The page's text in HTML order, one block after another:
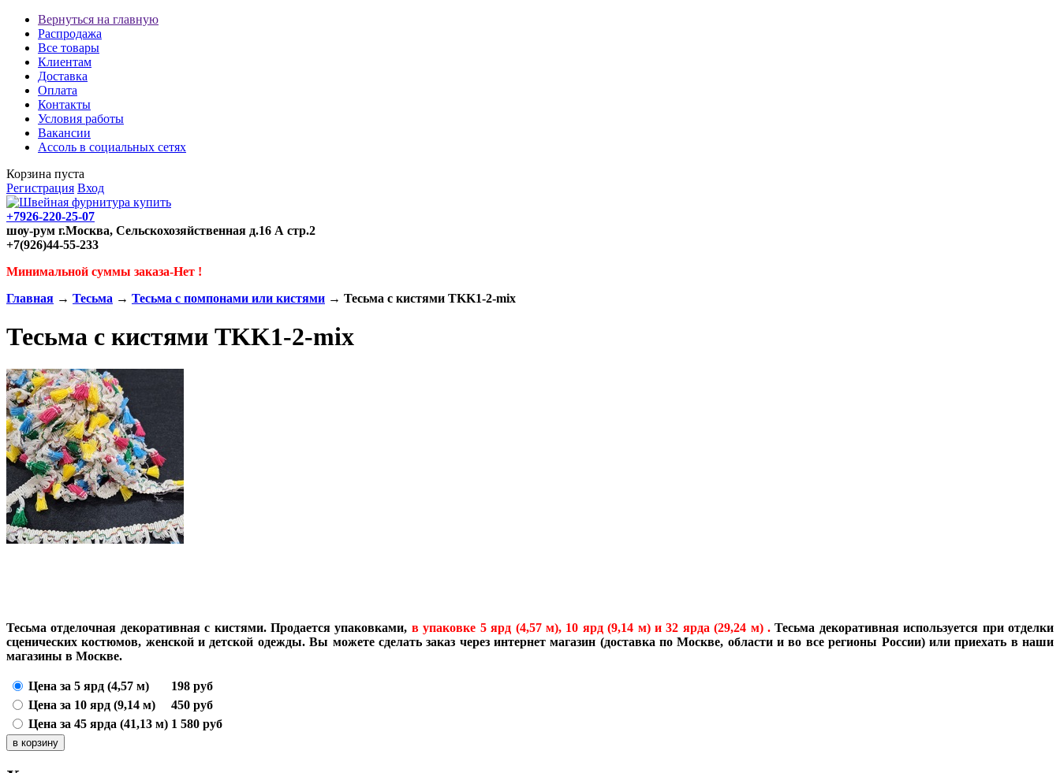
Вернуться на главную
Распродажа
Все товары
Клиентам
Доставка
Оплата
Контакты
Условия работы
Вакансии
Ассоль в социальных сетях
Корзина пуста
Регистрация Вход
+7926-220-25-07
шоу-рум г.Москва, Сельскохозяйственная д.16 А стр.2
+7(926)44-55-233
Минимальной суммы заказа-Нет !
Главная → Тесьма → Тесьма с помпонами или кистями → Тесьма с кистями TKK1-2-mix
Тесьма с кистями TKK1-2-mix
Тесьма отделочная декоративная с кистями. Продается упаковками, в упаковке 5 ярд (4,57 м), 10 ярд (9,14 м) и 32 ярда (29,24 м) . Тесьма декоративная используется при отделки
сценических костюмов, женской и детской одежды. Вы можете сделать заказ через интернет магазин (доставка по Москве, области и во все регионы России) или приехать в наши
магазины в Москве.
Цена за 5 ярд (4,57 м) 198 руб
Цена за 10 ярд (9,14 м)
450 руб
Цена за 45 ярда (41,13 м) 1 580 руб